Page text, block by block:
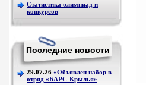
Статистика олимпиад и
конкурсов
Последние новости
29.07.26 «Объявлен набор в
отряд «БАРС-Крылья»